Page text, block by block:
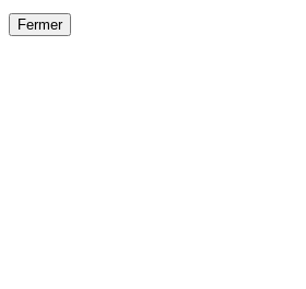
Fermer